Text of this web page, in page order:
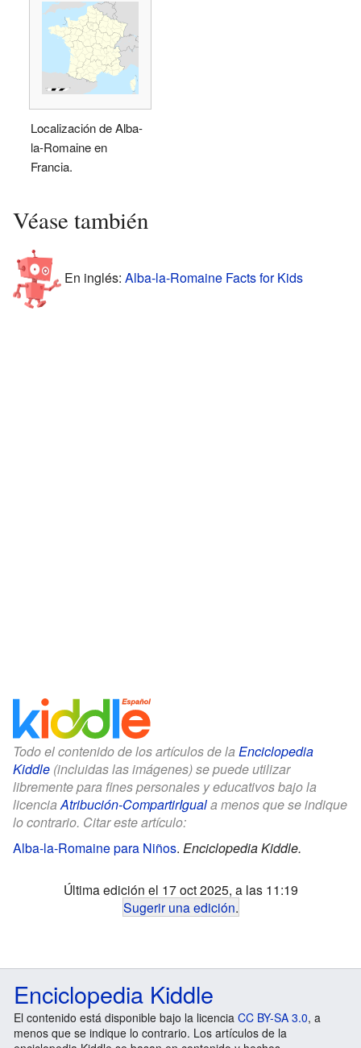
Localización de Alba-
la-Romaine en
Francia.
Véase también
En inglés: Alba-la-Romaine Facts for Kids
Todo el contenido de los artículos de la Enciclopedia
Kiddle (incluidas las imágenes) se puede utilizar
libremente para fines personales y educativos bajo la
licenciaAtribución-CompartirIguala menos que se indique
lo contrario. Citar este artículo:
Alba-la-Romaine para Niños. Enciclopedia Kiddle.
Última edición el 17 oct 2025, a las 11:19
Sugerir una edición.
Enciclopedia Kiddle
El contenido está disponible bajo la licencia CC BY-SA 3.0, a
menos que se indique lo contrario. Los artículos de la